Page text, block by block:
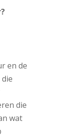
en de
die
wat